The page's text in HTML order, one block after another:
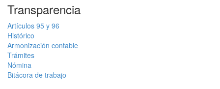
Transparencia
Artículos 95 y 96
Histórico
Armonización contable
Trámites
Nómina
Bitácora de trabajo